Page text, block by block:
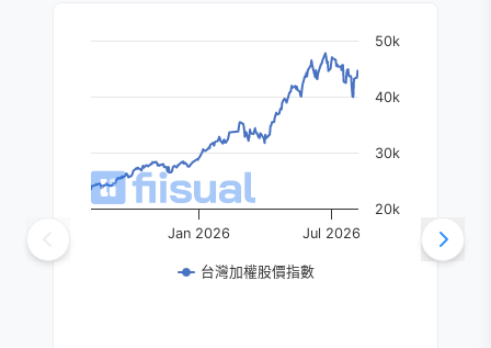
台灣加權股價指數
Jan 2026 Jul 2026
20k
30k
40k
50k